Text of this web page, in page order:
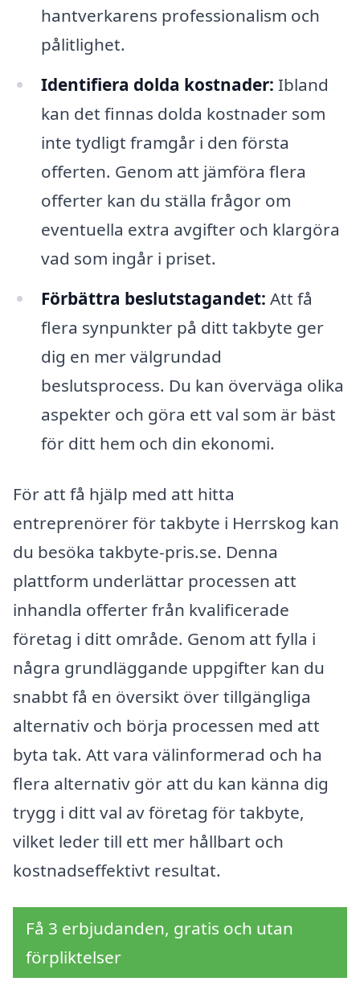
hantverkarens professionalism och
pålitlighet.
Identifiera dolda kostnader: Ibland
kan det finnas dolda kostnader som
inte tydligt framgår i den första
offerten. Genom att jämföra flera
offerter kan du ställa frågor om
eventuella extra avgifter och klargöra
vad som ingår i priset.
Förbättra beslutstagandet: Att få
flera synpunkter på ditt takbyte ger
dig en mer välgrundad
beslutsprocess. Du kan överväga olika
aspekter och göra ett val som är bäst
för ditt hem och din ekonomi.
För att få hjälp med att hitta
entreprenörer för takbyte i Herrskog kan
du besöka takbyte-pris.se. Denna
plattform underlättar processen att
inhandla offerter från kvalificerade
företag i ditt område. Genom att fylla i
några grundläggande uppgifter kan du
snabbt få en översikt över tillgängliga
alternativ och börja processen med att
byta tak. Att vara välinformerad och ha
flera alternativ gör att du kan känna dig
trygg i ditt val av företag för takbyte,
vilket leder till ett mer hållbart och
kostnadseffektivt resultat.
Få 3 erbjudanden, gratis och utan
förpliktelser